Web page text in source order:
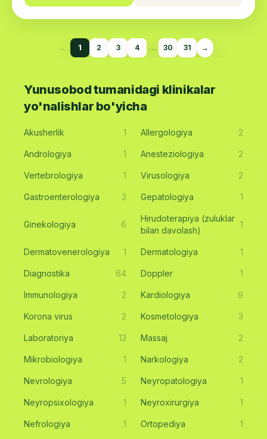
← 1 2 3 4 … 30 31 →
Yunusobod tumanidagi klinikalar
yo'nalishlar bo'yicha
Akusherlik 1 Allergologiya 2
Andrologiya 1 Anesteziologiya 2
Vertebrologiya 1 Virusologiya 2
Gastroenterologiya 3 Gepatologiya 1
Ginekologiya 6
Hirudoterapiya (zuluklar
bilan davolash)
1
Dermatovenerologiya 1 Dermatologiya 1
Diagnostika 64 Doppler 1
Immunologiya 2 Kardiologiya 9
Korona virus 2 Kosmetologiya 3
Laboratoriya 13 Massaj 2
Mikrobiologiya 1 Narkologiya 2
Nevrologiya 5 Neyropatologiya 1
Neyropsixologiya 1 Neyroxirurgiya 1
Nefrologiya 1 Ortopediya 1